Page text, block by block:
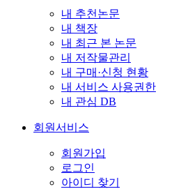
내 추천논문
내 책장
내 최근 본 논문
내 저작물관리
내 구매·신청 현황
내 서비스 사용권한
내 관심 DB
회원서비스
회원가입
로그인
아이디 찾기